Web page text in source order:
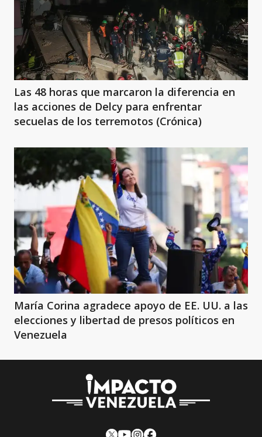
Las 48 horas que marcaron la diferencia en
las acciones de Delcy para enfrentar
secuelas de los terremotos (Crónica)
María Corina agradece apoyo de EE. UU. a las
elecciones y libertad de presos políticos en
Venezuela